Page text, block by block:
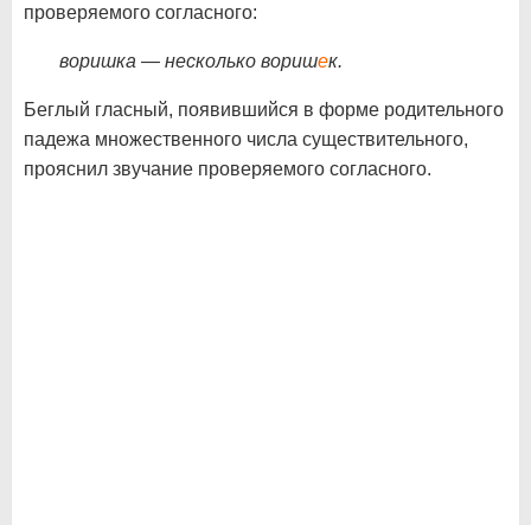
проверяемого согласного:
воришка — несколько воришек.
Беглый гласный, появившийся в форме родительного
падежа множественного числа существительного,
прояснил звучание проверяемого согласного.